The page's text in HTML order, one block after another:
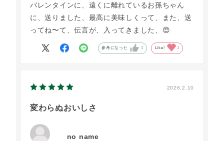
バレンタインに、遠くに離れているお孫ちゃん
に、送りました、最高に美味しくって、また、送
ってね〜て、伝言が、入ってきました、😍
参考になった 1 Like! 1
2026.2.10
変わらぬおいしさ
no name